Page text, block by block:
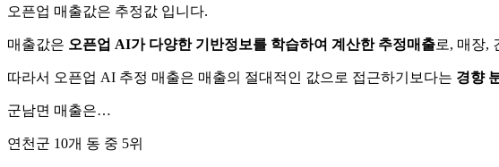
오픈업 매출값은 추정값 입니다.
매출값은 오픈업 AI가 다양한 기반정보를 학습하여 계산한 추정매출로, 매장,
따라서 오픈업 AI 추정 매출은 매출의 절대적인 값으로 접근하기보다는 경향
군남면 매출은…
연천군 10개 동 중 5위